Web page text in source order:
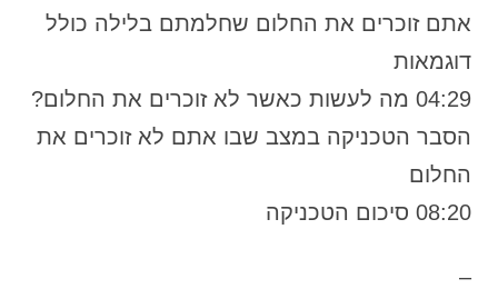
אתם זוכרים את החלום שחלמתם בלילה כולל
דוגמאות
04:29 מה לעשות כאשר לא זוכרים את החלום?
הסבר הטכניקה במצב שבו אתם לא זוכרים את
החלום
08:20 סיכום הטכניקה
–